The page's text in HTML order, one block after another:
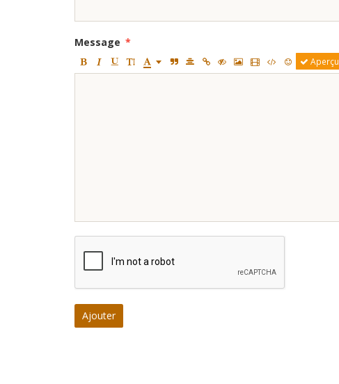
Message
Aperçu
Ajouter